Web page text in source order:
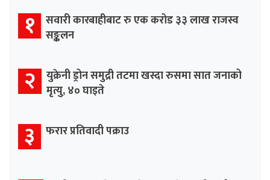
१ सवारी कारबाहीबाट रु एक करोड ३३ लाख राजस्व
सङ्कलन
२ युक्रेनी ड्रोन समुद्री तटमा खस्दा रुसमा सात जनाको
मृत्यु, ४० घाइते
३ फरार प्रतिवादी पक्राउ